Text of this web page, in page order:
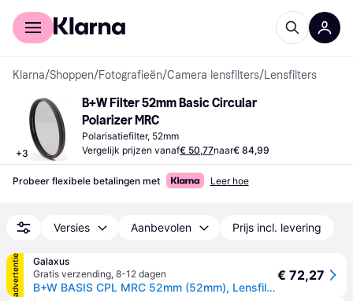
Voor shoppers
Klarna/Shoppen/Fotografieën/Camera lensfilters/Lensfilters
+3
B+W Filter 52mm Basic Circular
Polarizer MRC
Polarisatiefilter, 52mm
Vergelijk prijzen vanaf€ 50,77naar€ 84,99
Probeer flexibele betalingen met Leer hoe
Versies Aanbevolen Prijs incl. levering
advertentie
Galaxus
Gratis verzending, 8-12 dagen
B+W BASIS CPL MRC 52mm (52mm), Lensfilter, Transparant
€ 72,27